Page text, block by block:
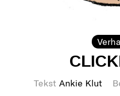
Tekst Ankie Klut